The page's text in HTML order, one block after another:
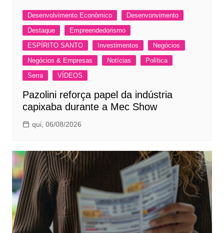
Desenvolvimento Econômico
Desenvonvimento
Destaque
Empreendedorismo
ESPÍRITO SANTO
Investimentos
Negócios
Negócios & Empresas
Notícias
Política
Serra
VÍDEOS
Pazolini reforça papel da indústria
capixaba durante a Mec Show
qui, 06/08/2026